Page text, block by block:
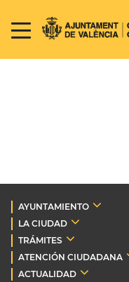
AYUNTAMIENTO
LA CIUDAD
TRÁMITES
ATENCIÓN CIUDADANA
ACTUALIDAD